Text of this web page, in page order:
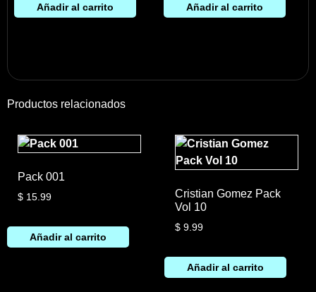
Añadir al carrito Añadir al carrito
Productos relacionados
Pack 001
$ 15.99
Añadir al carrito
Cristian Gomez Pack
Vol 10
$9.99
Añadir al carrito